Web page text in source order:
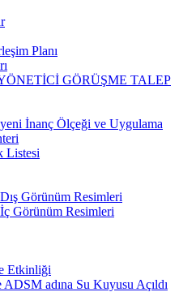
Planı
GÖRÜŞME TALEP
İnanç Ölçeği ve Uygulama
Listesi
Görünüm Resimleri
Görünüm Resimleri
Etkinliği
ADSM adına Su Kuyusu Açıldı